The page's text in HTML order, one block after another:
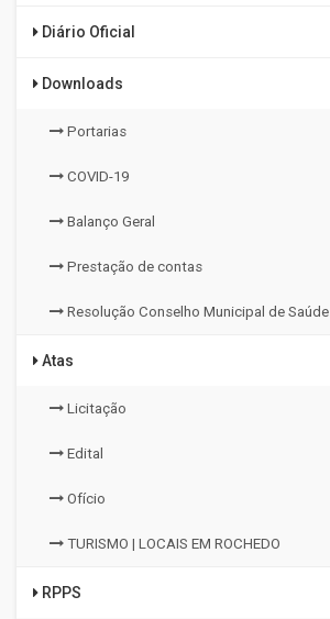
Diário Oficial
Downloads
Portarias
COVID-19
Balanço Geral
Prestação de contas
Resolução Conselho Municipal de Saúde
Atas
Licitação
Edital
Ofício
TURISMO | LOCAIS EM ROCHEDO
RPPS